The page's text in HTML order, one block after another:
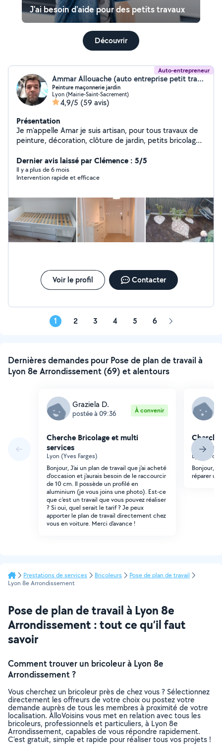
J'ai besoin d'aide pour des petits travaux
Découvrir
Auto-entrepreneur
Ammar Allouache (auto entreprise petit travaux)
Peinture maçonnerie jardin
Lyon (Mairie-Saint-Sacrement)
4,9/5 (59 avis)
Présentation
Je m'appelle Amar je suis artisan, pour tous travaux de
peinture, décoration, clôture de jardin, petits bricolages
fabrication dressing, réparation du volet roulant et
montage de cuisine.
Dernier avis laissé par Clémence : 5/5
Il y a plus de 6 mois
Intervention rapide et efficace
Voir le profil Contacter
1 2 3 4 5 6 Page
Dernières demandes pour Pose de plan de travail à
Lyon 8e Arrondissement (69) et alentours
Graziela D.
postée à 09:36 À convenir
Cherche Bricolage et multi
services
Lyon (Yves Farges)
Bonjour, J'ai un plan de travail que j'ai acheté
d'occasion et j'aurais besoin de le raccourcir
de 10 cm. Il possède un profilé en
aluminium (je vous joins une photo). Est-ce
que c'est un travail que vous pouvez réaliser
? Si oui, quel serait le tarif ? Je peux
apporter le plan de travail directement chez
vous en voiture. Merci d'avance !
services
Lyon
Bonjour,
réparer un
Prestations de services Bricoleurs
Pose de plan de travail
Lyon 8e Arrondissement
Pose de plan de travail à Lyon 8e
Arrondissement : tout ce qu’il faut
savoir
Comment trouver un bricoleur à Lyon 8e
Arrondissement ?
Vous cherchez un bricoleur près de chez vous ? Sélectionnez
directement les offreurs de votre choix ou postez votre
demande auprès de tous les membres à proximité de votre
localisation. AlloVoisins vous met en relation avec tous les
bricoleurs, professionnels et particuliers, à Lyon 8e
Arrondissement, capables de vous répondre rapidement.
C’est gratuit, simple et rapide pour réaliser tous vos projets !